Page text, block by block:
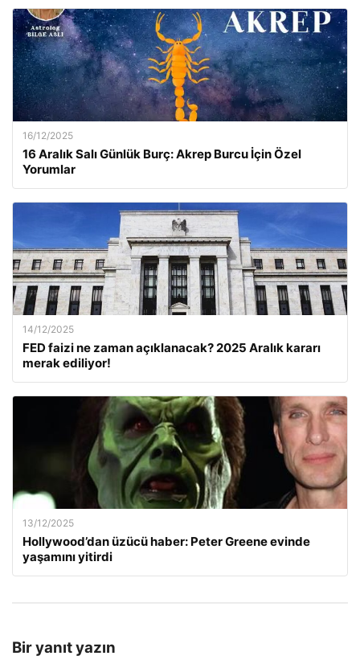
16/12/2025
16 Aralık Salı Günlük Burç: Akrep Burcu İçin Özel
Yorumlar
14/12/2025
FED faizi ne zaman açıklanacak? 2025 Aralık kararı
merak ediliyor!
13/12/2025
Hollywood’dan üzücü haber: Peter Greene evinde
yaşamını yitirdi
Bir yanıt yazın